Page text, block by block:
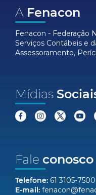
A Fenacon
Fenacon - Federação
Serviços Contábeis e
Assessoramento,
Mídias
Fale conosco
Telefone: 61 3105-7500
E-mail: